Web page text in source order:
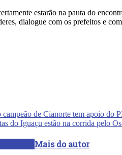
estarão na pauta do
dialogue com os prefeitos e
campeão de Cianorte tem apoio do
do Iguaçu estão na corrida pelo
Mais do autor